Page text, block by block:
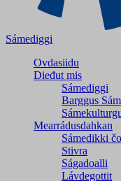
Sámediggi
Ovdasiidu
Dieđut mis
Sámediggi
Barggus
Mearrádusdahkan
Sámedikki
Stivra
Ságadoalli
Lávdegottit